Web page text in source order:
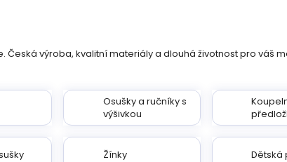
Česká výroba, kvalitní materiály a dlouhá životnost pro váš
Osušky a ručníky s
výšivkou
Žínky Dětská